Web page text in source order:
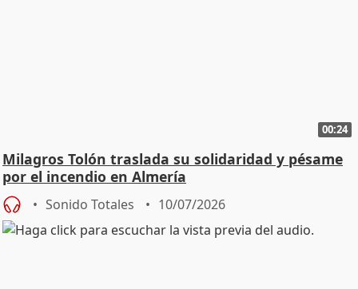
00:24
Milagros Tolón traslada su solidaridad y pésame
por el incendio en Almería
Sonido Totales 10/07/2026